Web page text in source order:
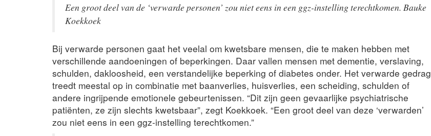
Een groot deel van de ‘verwarde personen’ zou niet eens in een ggz-instelling terechtkomen. Bauke
Koekkoek
Bij verwarde personen gaat het veelal om kwetsbare mensen, die te maken hebben met
verschillende aandoeningen of beperkingen. Daar vallen mensen met dementie, verslaving,
schulden, dakloosheid, een verstandelijke beperking of diabetes onder. Het verwarde gedrag
treedt meestal op in combinatie met baanverlies, huisverlies, een scheiding, schulden of
andere ingrijpende emotionele gebeurtenissen. “Dit zijn geen gevaarlijke psychiatrische
patiënten, ze zijn slechts kwetsbaar”, zegt Koekkoek. “Een groot deel van deze ‘verwarden’
zou niet eens in een ggz-instelling terechtkomen.”